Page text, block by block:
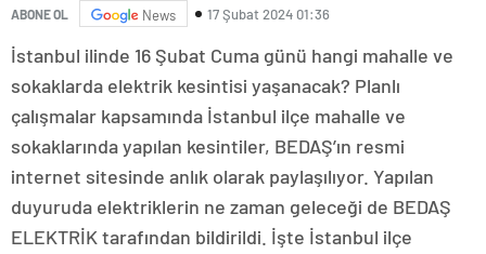
ABONE OL News 17 Şubat 2024 01:36
İstanbul ilinde 16 Şubat Cuma günü hangi mahalle ve
sokaklarda elektrik kesintisi yaşanacak? Planlı
çalışmalar kapsamında İstanbul ilçe mahalle ve
sokaklarında yapılan kesintiler, BEDAŞ’ın resmi
internet sitesinde anlık olarak paylaşılıyor. Yapılan
duyuruda elektriklerin ne zaman geleceği de BEDAŞ
ELEKTRİK tarafından bildirildi. İşte İstanbul ilçe